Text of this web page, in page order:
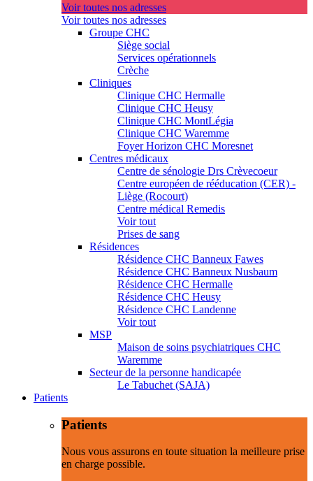
Voir toutes nos adresses
Voir toutes nos adresses
Groupe CHC
Siège social
Services opérationnels
Crèche
Cliniques
Clinique CHC Hermalle
Clinique CHC Heusy
Clinique CHC MontLégia
Clinique CHC Waremme
Foyer Horizon CHC Moresnet
Centres médicaux
Centre de sénologie Drs Crèvecoeur
Centre européen de rééducation (CER) -
Liège (Rocourt)
Centre médical Remedis
Voir tout
Prises de sang
Résidences
Résidence CHC Banneux Fawes
Résidence CHC Banneux Nusbaum
Résidence CHC Hermalle
Résidence CHC Heusy
Résidence CHC Landenne
Voir tout
MSP
Maison de soins psychiatriques CHC
Waremme
Secteur de la personne handicapée
Le Tabuchet (SAJA)
Patients
Patients
Nous vous assurons en toute situation la meilleure prise
en charge possible.